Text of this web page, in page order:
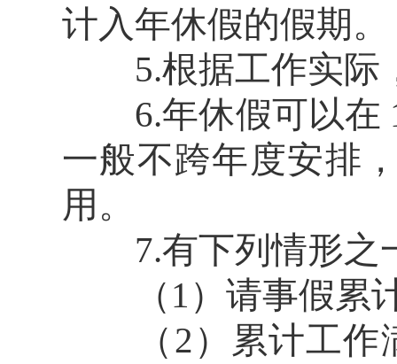
计入年休假的假期。
5.根据工作实际
6.年休假可以在 1
一般不跨年度安排
用。
7.有下列情形之
（1）请事假累计
（2）累计工作满